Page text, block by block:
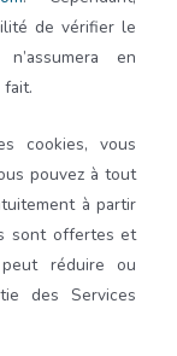
de vérifier le
en
cookies, vous
pouvez à tout
à partir
sont offertes et
réduire ou
des Services